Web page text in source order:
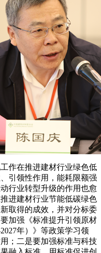
在推进建材行业绿色低
引领性作用，能耗限额强
行业转型升级的作用也愈
进建材行业节能低碳绿色
取得的成效，并对分标委
加强《标准提升引领原材
年）》等政策学习领
；二是要加强标准与科技